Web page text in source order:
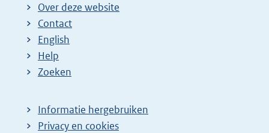
Over deze website
Contact
English
Help
Zoeken
Informatie hergebruiken
Privacy en cookies